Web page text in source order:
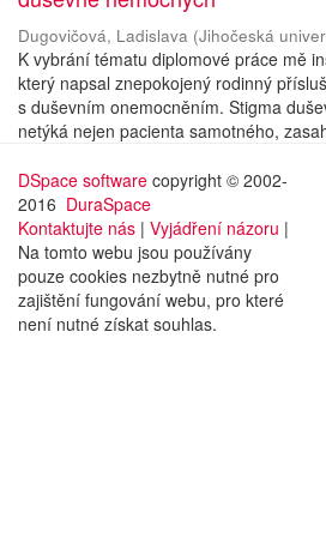
Dugovičová, Ladislava (Jihočeská
K vybrání tématu diplomové práce mě
který napsal znepokojený rodinný
s duševním onemocněním. Stigma
netýká nejen pacienta samotného,
DSpace software copyright © 2002-
2016 DuraSpace
Kontaktujte nás | Vyjádření názoru |
Na tomto webu jsou používány
pouze cookies nezbytně nutné pro
zajištění fungování webu, pro které
není nutné získat souhlas.